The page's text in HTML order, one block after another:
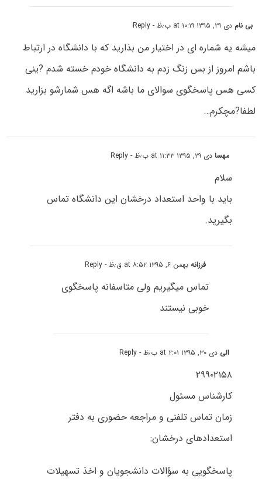
بی نام دی ۲۹, ۱۳۹۵ at ۱۰:۱۹ ب٫ظ - Reply
میشه یه شماره ای در اختیار من بذارید که با دانشگاه در ارتباط
باشم امروز از بس زنگ زدم به دانشگاه خودم خسته شدم ?ینی
کسی هس پاسخگوی سوالای ما باشه اگه هس شمارشو بزارید
لطفا?مچکرم…
مهسادی ۲۹, ۱۳۹۵ at ۱۱:۳۳ ب٫ظ - Reply
سلام
باید با واحد استعداد درخشان این دانشگاه تماس
بگیرید.
فرزانهبهمن ۶, ۱۳۹۵ at ۸:۵۲ ق٫ظ - Reply
تماس میگیریم ولی متاسفانه پاسخگوی
خوبی نیستند
الی دی ۳۰, ۱۳۹۵ at ۲:۰۱ ب٫ظ - Reply
​۲۹۹۰۲۱۵۸
​کارشناس مسئول​
زمان تماس تلفنی و مراجعه حضوری به دفتر
استعدادهای درخشان:
پاسخگویی به سؤالات دانشجویان و اخذ تسهیلات